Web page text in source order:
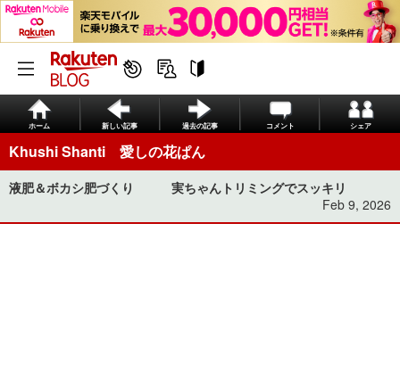
ホーム 新しい記事 過去の記事 コメント シェア
Khushi Shanti 愛しの花ぱん
液肥＆ボカシ肥づくり 実ちゃんトリミングでスッキリ
Feb 9, 2026